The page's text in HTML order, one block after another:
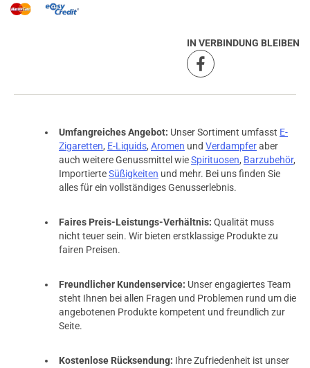
IN VERBINDUNG BLEIBEN
Umfangreiches Angebot: Unser Sortiment umfasst E-
Zigaretten, E-Liquids, Aromen und Verdampferaber
auch weitere Genussmittel wieSpirituosen, Barzubehör,
ImportierteSüßigkeiten und mehr. Bei uns finden Sie
alles für ein vollständiges Genusserlebnis.
Faires Preis-Leistungs-Verhältnis: Qualität muss
nicht teuer sein. Wir bieten erstklassige Produkte zu
fairen Preisen.
Freundlicher Kundenservice: Unser engagiertes Team
steht Ihnen bei allen Fragen und Problemen rund um die
angebotenen Produkte kompetent und freundlich zur
Seite.
Kostenlose Rücksendung: Ihre Zufriedenheit ist unser